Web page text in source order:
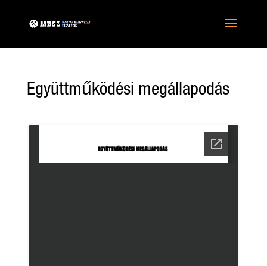
Együttműködési megállapodás